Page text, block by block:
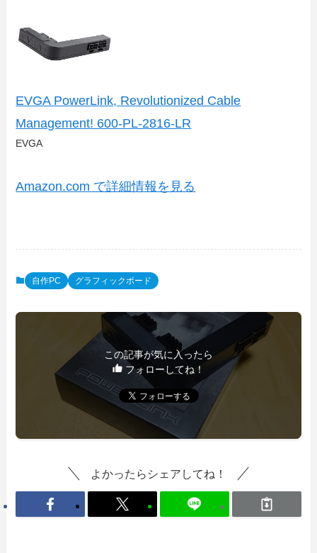
EVGA PowerLink, Revolutionized Cable
Management! 600-PL-2816-LR
EVGA
Amazon.com で詳細情報を見る
自作PC グラフィックボード
この記事が気に入ったら
フォローしてね！
よかったらシェアしてね！